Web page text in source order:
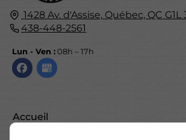
1428 Av. d'Assise, Québec, QC G1L
438-448-2561
Lun - Ven :08h – 17h
Accueil